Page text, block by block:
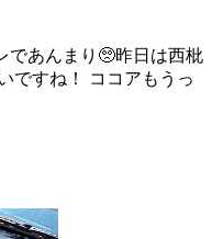
であんまり🥺昨日は西枇
ですね！ ココアもうっ